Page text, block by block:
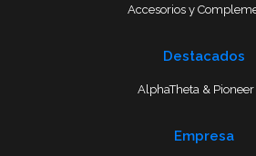
Accesorios y
Destacados
AlphaTheta & Pioneer
Empresa